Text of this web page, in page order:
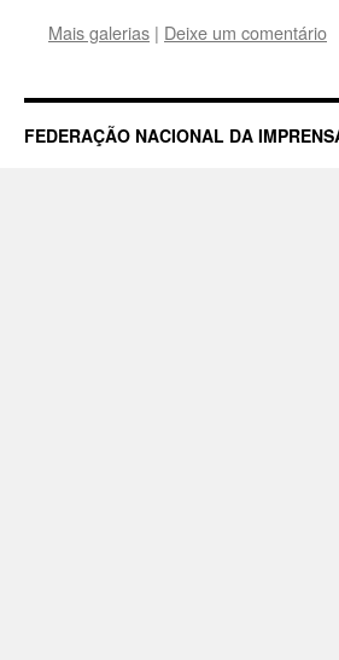
Mais galerias | Deixe um comentário
FEDERAÇÃO NACIONAL DA